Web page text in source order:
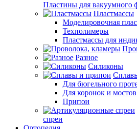
Пластины для вакуумного
Пластмассы
Моделировочная
Техполимеры
Пластмассы для
Разное
Силиконы
Для бюгельного
Для коронок и мостов
Припои
спреи